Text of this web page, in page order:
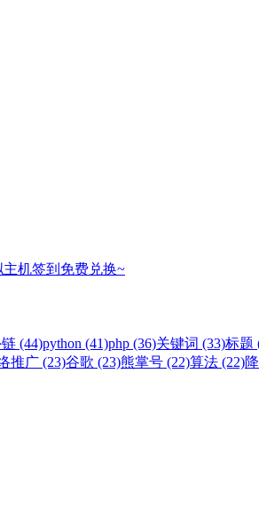
机签到免费兑换~
(44)python (41)php (36)关键词 (33)标题
推广 (23)谷歌 (23)熊掌号 (22)算法 (22)